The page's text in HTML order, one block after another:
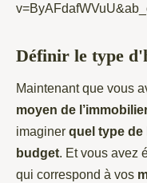
Définir le type
Maintenant que vous
moyen de
imaginer quel type de
budget. Et vous avez
qui correspond à vos